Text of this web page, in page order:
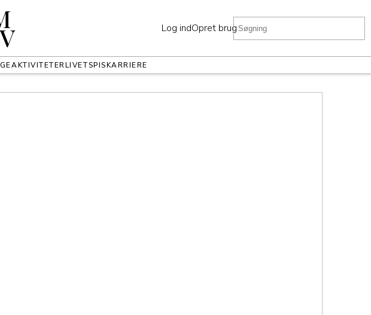
Log indOpret bruger
AKTIVITETERLIVETSPISKARRIERE